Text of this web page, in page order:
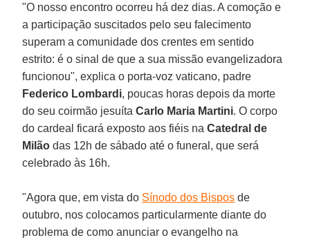
"O nosso encontro ocorreu há dez dias. A comoção e
a participação suscitados pelo seu falecimento
superam a comunidade dos crentes em sentido
estrito: é o sinal de que a sua missão evangelizadora
funcionou", explica o porta-voz vaticano, padre
Federico Lombardi, poucas horas depois da morte
do seu coirmão jesuítaCarlo Maria Martini. O corpo
do cardeal ficará exposto aos fiéis naCatedral de
Milão das 12h de sábado até o funeral, que será
celebrado às 16h.
"Agora que, em vista do Sínodo dos Bispos de
outubro, nos colocamos particularmente diante do
problema de como anunciar o evangelho na